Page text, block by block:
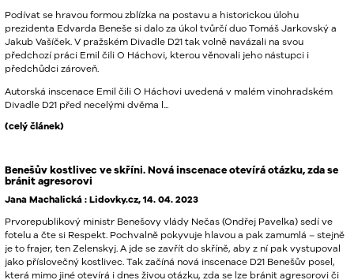
Podívat se hravou formou zblízka na postavu a historickou úlohu
prezidenta Edvarda Beneše si dalo za úkol tvůrčí duo Tomáš Jarkovský a
Jakub Vašíček. V pražském Divadle D21 tak volně navázali na svou
předchozí práci Emil čili O Háchovi, kterou věnovali jeho nástupci i
předchůdci zároveň.
Autorská inscenace Emil čili O Háchovi uvedená v malém vinohradském
Divadle D21 před necelými dvěma l...
(celý článek)
Benešův kostlivec ve skříni. Nová inscenace otevírá otázku, zda se
bránit agresorovi
Jana Machalická : Lidovky.cz, 14. 04. 2023
Prvorepublikový ministr Benešovy vlády Nečas (Ondřej Pavelka) sedí ve
fotelu a čte si Respekt. Pochvalně pokyvuje hlavou a pak zamumlá – stejně
je to frajer, ten Zelenskyj. A jde se zavřít do skříně, aby z ní pak vystupoval
jako příslovečný kostlivec. Tak začíná nová inscenace D21 Benešův posel,
která mimo jiné otevírá i dnes živou otázku, zda se lze bránit agresorovi či